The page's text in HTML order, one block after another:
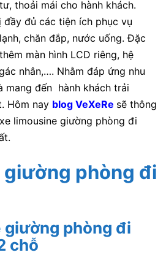
thoải mái cho hành khách.
đủ các tiện ích phục vụ
chăn đắp, nước uống. Đặc
màn hình LCD riêng, hệ
nhân,…. Nhằm đáp ứng nhu
mang đến hành khách trải
Hôm nay blog VeXeRe sẽ thông
limousine giường phòng đi
giường phòng đi
giường phòng đi
chỗ